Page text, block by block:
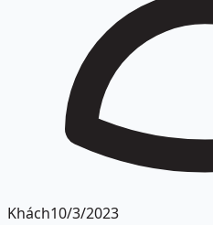
Khách10/3/2023